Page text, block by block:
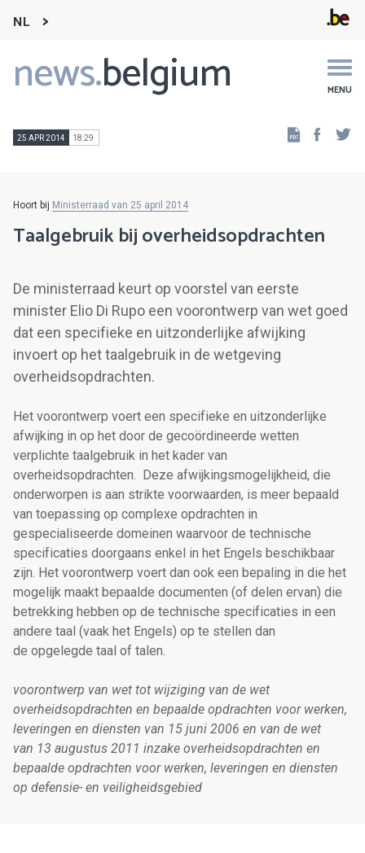
NL
news.belgium MENU
Main
navigation
25 APR 2014 18:29
Hoort bij Ministerraad van 25 april 2014
Taalgebruik bij overheidsopdrachten
De ministerraad keurt op voorstel van eerste
minister Elio Di Rupo een voorontwerp van wet goed
dat een specifieke en uitzonderlijke afwijking
invoert op het taalgebruik in de wetgeving
overheidsopdrachten.
Het voorontwerp voert een specifieke en uitzonderlijke
afwijking in op het door de gecoördineerde wetten
verplichte taalgebruik in het kader van
overheidsopdrachten. Deze afwijkingsmogelijkheid, die
onderworpen is aan strikte voorwaarden, is meer bepaald
van toepassing op complexe opdrachten in
gespecialiseerde domeinen waarvoor de technische
specificaties doorgaans enkel in het Engels beschikbaar
zijn. Het voorontwerp voert dan ook een bepaling in die het
mogelijk maakt bepaalde documenten (of delen ervan) die
betrekking hebben op de technische specificaties in een
andere taal (vaak het Engels) op te stellen dan
de opgelegde taal of talen.
voorontwerp van wet tot wijziging van de wet
overheidsopdrachten en bepaalde opdrachten voor werken,
leveringen en diensten van 15 juni 2006 en van de wet
van 13 augustus 2011 inzake overheidsopdrachten en
bepaalde opdrachten voor werken, leveringen en diensten
op defensie- en veiligheidsgebied